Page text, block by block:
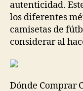
autenticidad.
los diferentes
camisetas de
considerar al
Dónde Comprar